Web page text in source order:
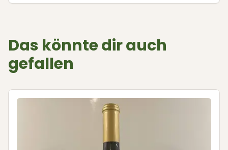
Das könnte dir auch
gefallen